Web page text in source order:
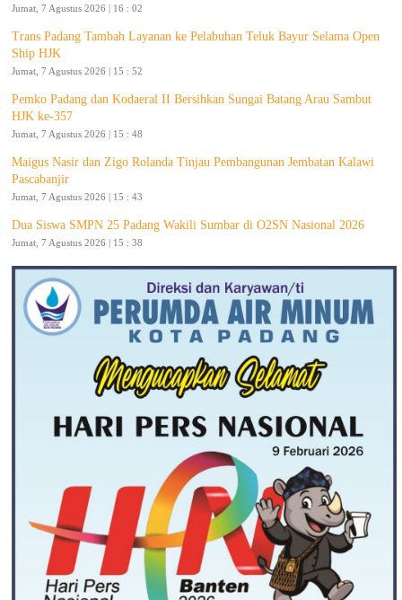
Jumat, 7 Agustus 2026 | 16 : 02
Trans Padang Tambah Layanan ke Pelabuhan Teluk Bayur Selama Open
Ship HJK
Jumat, 7 Agustus 2026 | 15 : 52
Pemko Padang dan Kodaeral II Bersihkan Sungai Batang Arau Sambut
HJK ke-357
Jumat, 7 Agustus 2026 | 15 : 48
Maigus Nasir dan Zigo Rolanda Tinjau Pembangunan Jembatan Kalawi
Pascabanjir
Jumat, 7 Agustus 2026 | 15 : 43
Dua Siswa SMPN 25 Padang Wakili Sumbar di O2SN Nasional 2026
Jumat, 7 Agustus 2026 | 15 : 38